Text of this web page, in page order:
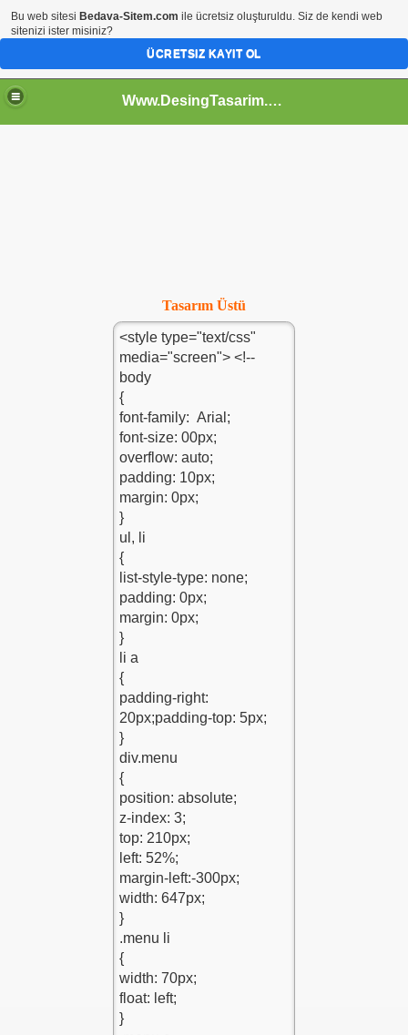
Www.DesingTasarim.Tr.Gg Html Kodlar Css Tasarımlar Photoshop Dersleri Web Dersleri Site Araçları Link Araçları Toplist
Tasarım Üstü
Bu web sitesi Bedava-Sitem.com ile ücretsiz oluşturuldu. Siz de kendi web
sitenizi ister misiniz?
ÜCRETSIZ KAYIT OL